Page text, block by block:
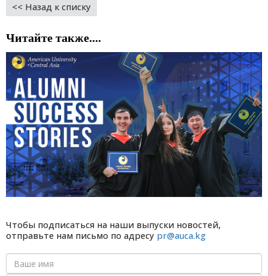
<< Назад к списку
Читайте также....
Чтобы подписаться на наши выпуски новостей,
отправьте нам письмо по адресу pr@auca.kg